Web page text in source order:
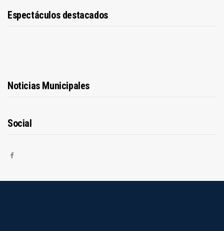
Espectáculos destacados
Noticias Municipales
Social